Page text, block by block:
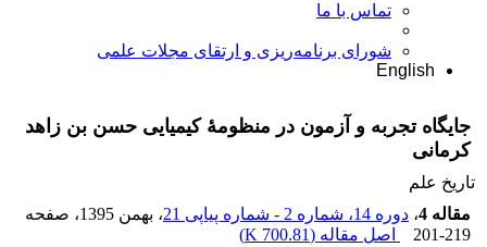
تماس با ما
شورای برنامه‌ریزی و ارتقای مجلات علمی
English
جایگاه تجربه و آزمون در منظومۀ کیمیایی حسن بن زاهد
کرمانی
تاریخ علم
مقاله 4
، دوره 14، شماره 2 - شماره پیاپی 21 ، بهمن 1395
، صفحه
201-219
اصل مقاله (700.81 K
)